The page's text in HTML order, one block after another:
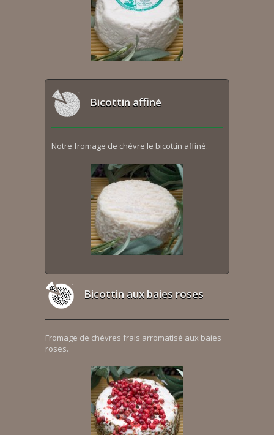
Bicottin affiné
Notre fromage de chèvre le bicottin affiné.
Bicottin aux baies roses
Fromage de chèvres frais arromatisé aux baies
roses.